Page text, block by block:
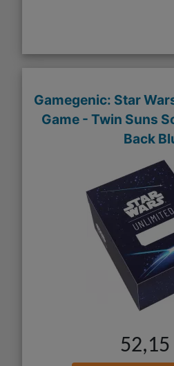
Gamegenic: Star
Game - Twin Suns
Back
52,15